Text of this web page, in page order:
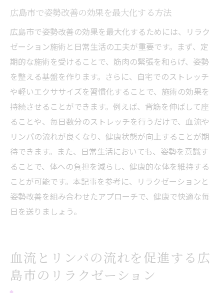
広島市で姿勢改善の効果を最大化する方法
広島市で姿勢改善の効果を最大化するためには、リラク
ゼーション施術と日常生活の工夫が重要です。まず、定
期的な施術を受けることで、筋肉の緊張を和らげ、姿勢
を整える基盤を作ります。さらに、自宅でのストレッチ
や軽いエクササイズを習慣化することで、施術の効果を
持続させることができます。例えば、背筋を伸ばして座
ることや、毎日数分のストレッチを行うだけで、血流や
リンパの流れが良くなり、健康状態が向上することが期
待できます。また、日常生活においても、姿勢を意識す
ることで、体への負担を減らし、健康的な体を維持する
ことが可能です。本記事を参考に、リラクゼーションと
姿勢改善を組み合わせたアプローチで、健康で快適な毎
日を送りましょう。
血流とリンパの流れを促進する広
島市のリラクゼーション